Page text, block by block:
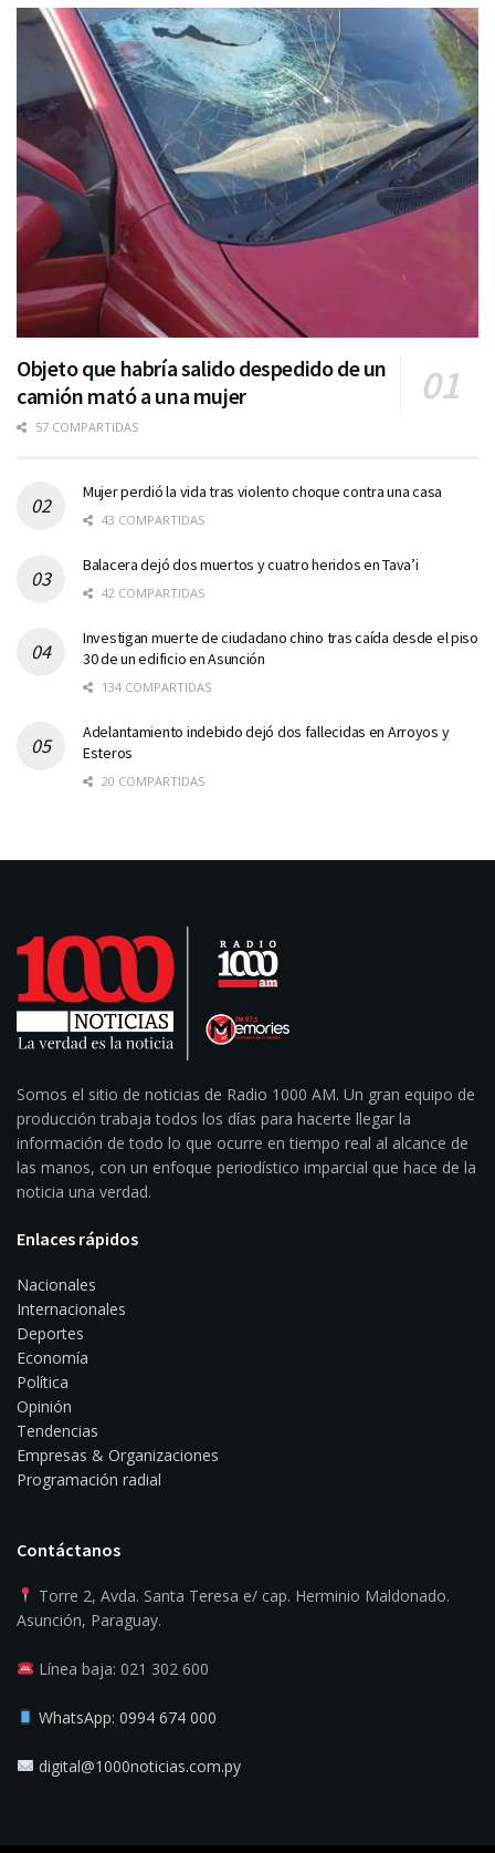
Objeto que habría salido despedido de un
camión mató a una mujer
57 COMPARTIDAS
Mujer perdió la vida tras violento choque contra una casa
43 COMPARTIDAS
Balacera dejó dos muertos y cuatro heridos en Tava’i
42 COMPARTIDAS
Investigan muerte de ciudadano chino tras caída desde el piso
30 de un edificio en Asunción
134 COMPARTIDAS
Adelantamiento indebido dejó dos fallecidas en Arroyos y
Esteros
20 COMPARTIDAS
Somos el sitio de noticias de Radio 1000 AM. Un gran equipo de
producción trabaja todos los días para hacerte llegar la
información de todo lo que ocurre en tiempo real al alcance de
las manos, con un enfoque periodístico imparcial que hace de la
noticia una verdad.
Enlaces rápidos
Nacionales
Internacionales
Deportes
Economía
Política
Opinión
Tendencias
Empresas & Organizaciones
Programación radial
Contáctanos
Torre 2, Avda. Santa Teresa e/ cap. Herminio Maldonado.
Asunción, Paraguay.
Línea baja: 021 302 600
WhatsApp: 0994 674 000
digital@1000noticias.com.py